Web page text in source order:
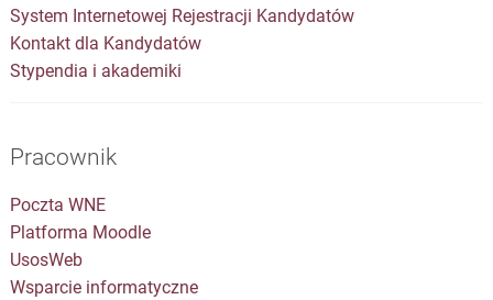
System Internetowej Rejestracji Kandydatów
Kontakt dla Kandydatów
Stypendia i akademiki
Pracownik
Poczta WNE
Platforma Moodle
UsosWeb
Wsparcie informatyczne